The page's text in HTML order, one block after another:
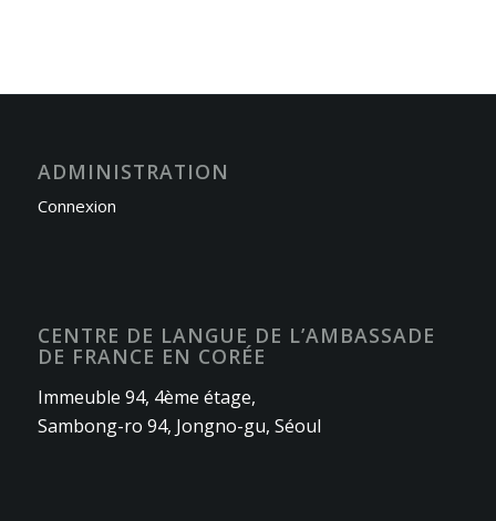
ADMINISTRATION
Connexion
CENTRE DE LANGUE DE L’AMBASSADE
DE FRANCE EN CORÉE
Immeuble 94, 4ème étage,
Sambong-ro 94, Jongno-gu, Séoul